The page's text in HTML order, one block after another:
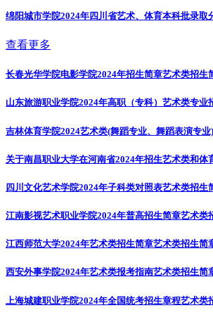
绵阳城市学院2024年四川省艺术、体育本科批录取
查看更多
长春光华学院电影学院2024年招生简章艺术类招生
山东旅游职业学院2024年高职（专科）艺术类专业
吉林体育学院2024艺术类(舞蹈专业、舞蹈表演专
关于南昌职业大学在河南省2024年招生艺术类和体
四川文化艺术学院2024年子科类对照表艺术类招生
江南影视艺术职业学院2024年普高招生简章艺术类
江西师范大学2024年艺术类招生简章艺术类招生简
西安外事学院2024年艺术类报考指南艺术类招生简
上海城建职业学院2024年全国统考招生章程艺术类